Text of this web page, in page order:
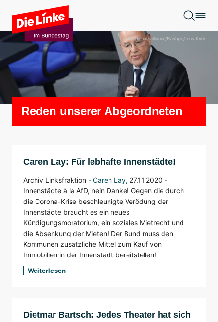
Zum Hauptinhalt springen
Foto: picture alliance/Flashpic/Jens Krick
Reden unserer Abgeordneten
Caren Lay: Für lebhafte Innenstädte!
Archiv Linksfraktion - Caren Lay, 27.11.2020 -
Innenstädte à la AfD, nein Danke! Gegen die durch
die Corona-Krise beschleunigte Verödung der
Innenstädte braucht es ein neues
Kündigungsmoratorium, ein soziales Mietrecht und
die Absenkung der Mieten! Der Bund muss den
Kommunen zusätzliche Mittel zum Kauf von
Immobilien in der Innenstadt bereitstellen!
Weiterlesen
Dietmar Bartsch: Jedes Theater hat sich